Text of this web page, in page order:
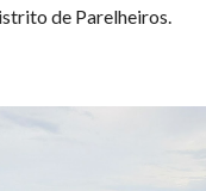
de Parelheiros.